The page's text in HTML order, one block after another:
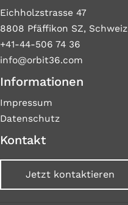
Eichholzstrasse 47
8808 Pfäffikon SZ, Schweiz
+41-44-506 74 36
info@orbit36.com
Informationen
Impressum
Datenschutz
Kontakt
Jetzt kontaktieren